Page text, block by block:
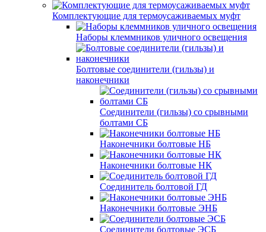
Комплектующие для термоусаживаемых муфт
Наборы клеммников уличного освещения
Болтовые соединители (гильзы) и
наконечники
Соединители (гильзы) со срывными
болтами СБ
Наконечники болтовые НБ
Наконечники болтовые НК
Соединитель болтовой ГД
Наконечники болтовые ЭНБ
Соединители болтовые ЭСБ